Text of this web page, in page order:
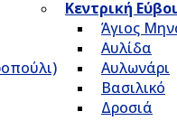
Κεντρική
Άγιος
Αυλίδα
Αυλωνάρι
Βασιλικό
Δροσιά